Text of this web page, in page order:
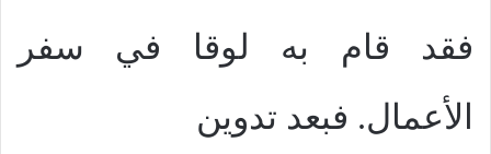
فقد قام به لوقا في سفر
الأعمال. فبعد تدوين